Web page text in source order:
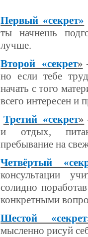
Первый «секрет»
ты начнешь
лучше.
Второй «секрет»
но если тебе
начать с того
всего интересен и
Третий «секрет»
и отдых,
пребывание на
Четвёртый
консультации
солидно
конкретными
Шестой
мысленно рисуй